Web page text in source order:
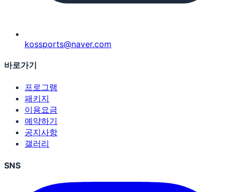
kossports@naver.com
바로가기
프로그램
패키지
이용요금
예약하기
공지사항
갤러리
SNS